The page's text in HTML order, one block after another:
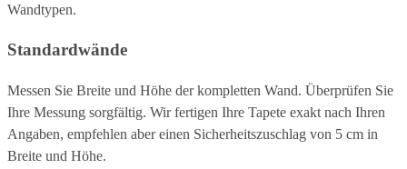
Wandtypen.
Standardwände
Messen Sie Breite und Höhe der kompletten Wand. Überprüfen Sie
Ihre Messung sorgfältig. Wir fertigen Ihre Tapete exakt nach Ihren
Angaben, empfehlen aber einen Sicherheitszuschlag von 5 cm in
Breite und Höhe.